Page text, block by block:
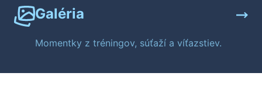
Galéria
Momentky z tréningov, súťaží a víťazstiev.